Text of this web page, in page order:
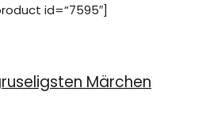
id=“7595″]
Märchen